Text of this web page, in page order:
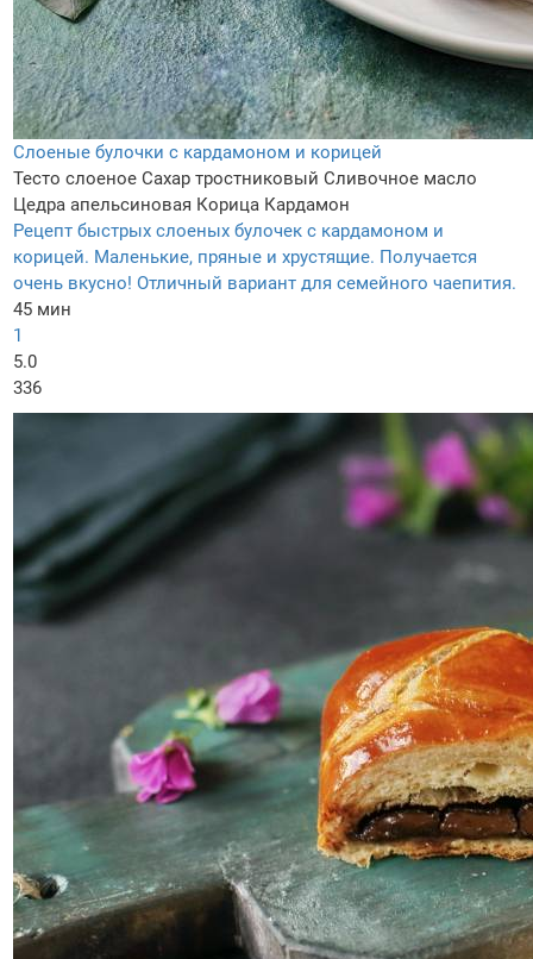
Слоеные булочки с кардамоном и корицей
Тесто слоеное Сахар тростниковый Сливочное масло
Цедра апельсиновая Корица Кардамон
Рецепт быстрых слоеных булочек с кардамоном и
корицей. Маленькие, пряные и хрустящие. Получается
очень вкусно! Отличный вариант для семейного чаепития.
45 мин
1
5.0
336